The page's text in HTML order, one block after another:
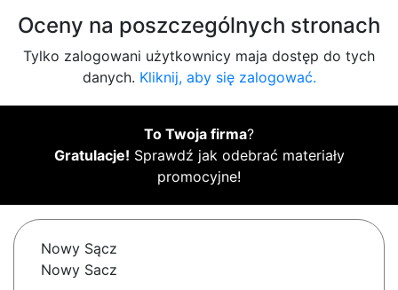
Oceny na poszczególnych stronach
Tylko zalogowani użytkownicy maja dostęp do tych
danych. Kliknij, aby się zalogować.
To Twoja firma?
Gratulacje! Sprawdź jak odebrać materiały
promocyjne!
Nowy Sącz
Nowy Sacz